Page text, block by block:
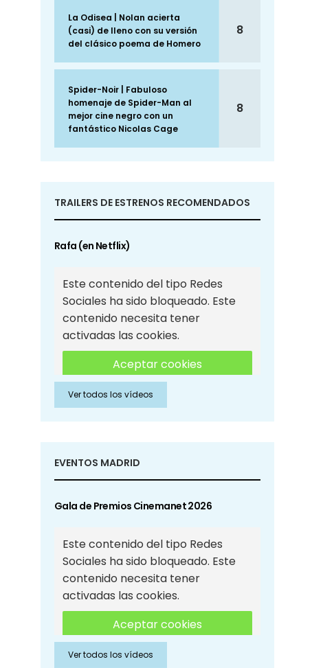
La Odisea | Nolan acierta
(casi) de lleno con su versión
del clásico poema de Homero
8
Spider-Noir | Fabuloso
homenaje de Spider-Man al
mejor cine negro con un
fantástico Nicolas Cage
8
TRAILERS DE ESTRENOS RECOMENDADOS
Rafa (en Netflix)
Este contenido del tipo Redes
Sociales ha sido bloqueado. Este
contenido necesita tener
activadas las cookies.
Aceptar cookies
Aceptar cookies de Redes
Sociales
Ver todos los vídeos
EVENTOS MADRID
Gala de Premios Cinemanet 2026
Este contenido del tipo Redes
Sociales ha sido bloqueado. Este
contenido necesita tener
activadas las cookies.
Aceptar cookies
Aceptar cookies de Redes
Ver todos los vídeos